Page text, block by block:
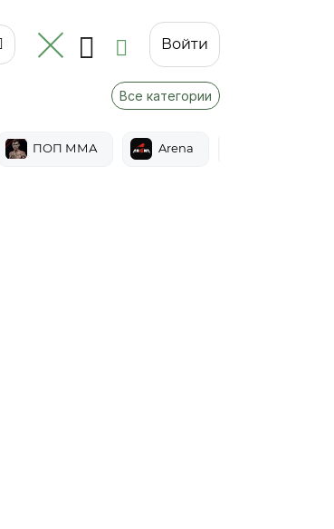
Войти
Все категории
ПОП ММА Arena